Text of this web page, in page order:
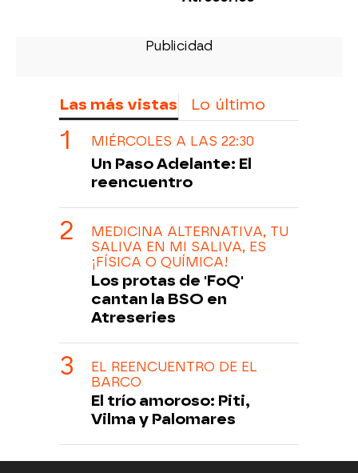
Las más vistas Lo último
MIÉRCOLES A LAS 22:30
Un Paso Adelante: El
reencuentro
MEDICINA ALTERNATIVA, TU
SALIVA EN MI SALIVA, ES
¡FÍSICA O QUÍMICA!
Los protas de 'FoQ'
cantan la BSO en
Atreseries
EL REENCUENTRO DE EL
BARCO
El trío amoroso: Piti,
Vilma y Palomares